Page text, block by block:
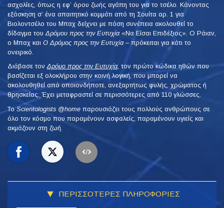
ασχολίες, όπως η εφ’ όρου ζωής αγάπη του για το τσέλο. Κάνοντας
εξάσκηση σ’ ένα απαιτητικό κομμάτι από τη Σουίτα αρ. 1 για
Βιολοντσέλο του Μπαχ δείχνει με πόση συνέπεια ακολουθεί το
δίδαγμα του Δρόμου προς την Ευτυχία«Να Είσαι Επιδέξιος». Ο Ράιαν,
ο Μπαχ και Ο Δρόμος προς την Ευτυχία– πρόκειται για κάτι το
ονειρικό.
Διάβασε τονΔρόμο προς την Ευτυχία, τον πρώτο κώδικα ηθών που
βασίζεται εξ ολοκλήρου στην κοινή λογική, που μπορεί να
ακολουθηθεί από οποιονδήποτε, ανεξαρτήτως φυλής, χρώματος ή
θρησκείας. Έχει μεταφραστεί σε περισσότερες από 110 γλώσσες.
ToScientologists @home παρουσιάζει τους πολλούς ανθρώπους σε
όλο τον κόσμο που παραμένουν ασφαλείς, παραμένουν υγιείς και
ακμάζουν στη ζωή.
ΠΕΡΙΣΣΟΤΕΡΕΣ ΠΛΗΡΟΦΟΡΙΕΣ